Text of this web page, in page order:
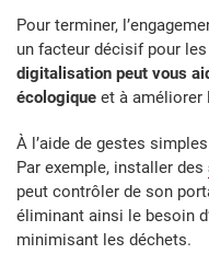
Pour terminer,
un facteur décisif pour
digitalisation peut vous
écologique et à améliorer
À l’aide de gestes
Par exemple, installer des
peut contrôler de son
éliminant ainsi le besoin
minimisant les déchets.